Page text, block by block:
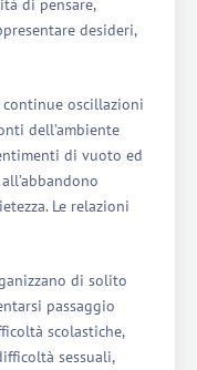
di pensare,
desideri,
oscillazioni
dell’ambiente
di vuoto ed
Le relazioni
di solito
passaggio
scolastiche,
sessuali,